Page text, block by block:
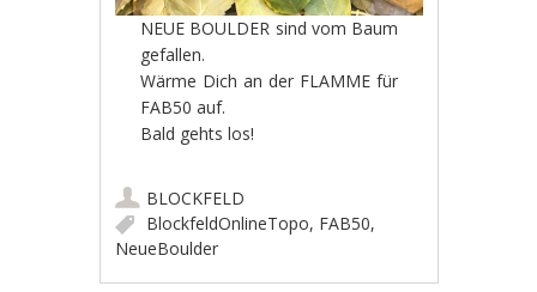
NEUE BOULDER sind vom Baum
gefallen.
Wärme Dich an der FLAMME für
FAB50 auf.
Bald gehts los!
BLOCKFELD
BlockfeldOnlineTopo, FAB50,
NeueBoulder